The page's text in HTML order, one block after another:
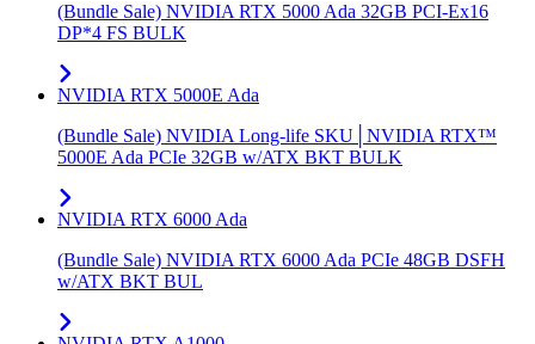
(Bundle Sale) NVIDIA RTX 5000 Ada 32GB PCI-Ex16
DP*4 FS BULK
NVIDIA RTX 5000E Ada
(Bundle Sale) NVIDIA Long-life SKU│NVIDIA RTX™
5000E Ada PCIe 32GB w/ATX BKT BULK
NVIDIA RTX 6000 Ada
(Bundle Sale) NVIDIA RTX 6000 Ada PCIe 48GB DSFH
w/ATX BKT BUL